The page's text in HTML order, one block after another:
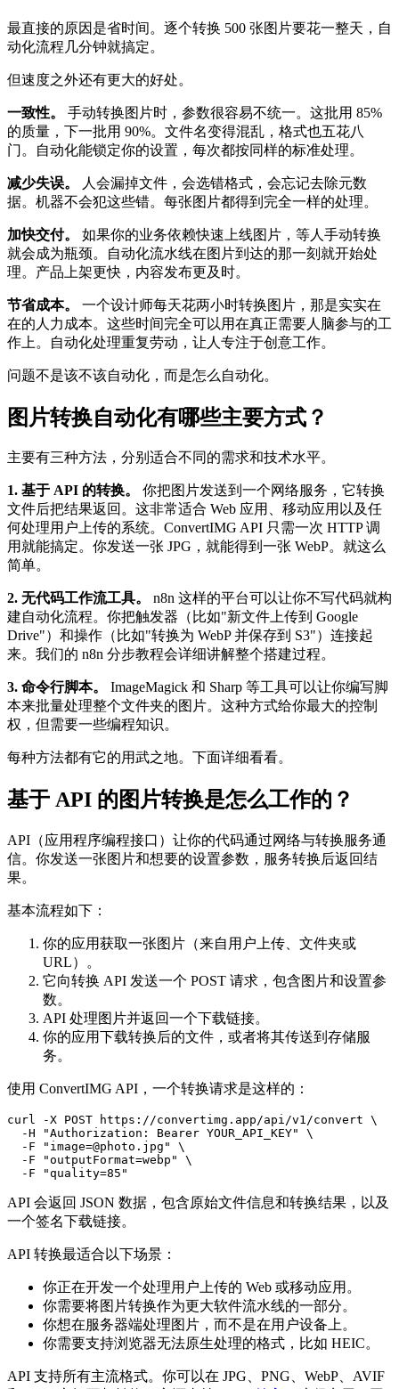
最直接的原因是省时间。逐个转换 500 张图片要花一整天，自
动化流程几分钟就搞定。
但速度之外还有更大的好处。
一致性。
手动转换图片时，参数很容易不统一。这批用 85%
的质量，下一批用 90%。文件名变得混乱，格式也五花八
门。自动化能锁定你的设置，每次都按同样的标准处理。
减少失误。
人会漏掉文件，会选错格式，会忘记去除元数
据。机器不会犯这些错。每张图片都得到完全一样的处理。
加快交付。
如果你的业务依赖快速上线图片，等人手动转换
就会成为瓶颈。自动化流水线在图片到达的那一刻就开始处
理。产品上架更快，内容发布更及时。
节省成本。
一个设计师每天花两小时转换图片，那是实实在
在的人力成本。这些时间完全可以用在真正需要人脑参与的工
作上。自动化处理重复劳动，让人专注于创意工作。
问题不是该不该自动化，而是怎么自动化。
图片转换自动化有哪些主要方式？
主要有三种方法，分别适合不同的需求和技术水平。
1. 基于 API 的转换。
你把图片发送到一个网络服务，它转换
文件后把结果返回。这非常适合 Web 应用、移动应用以及任
何处理用户上传的系统。ConvertIMG API 只需一次 HTTP 调
用就能搞定。你发送一张 JPG，就能得到一张 WebP。就这么
简单。
2. 无代码工作流工具。
n8n 这样的平台可以让你不写代码就构
建自动化流程。你把触发器（比如"新文件上传到 Google
Drive"）和操作（比如"转换为 WebP 并保存到 S3"）连接起
来。我们的 n8n 分步教程会详细讲解整个搭建过程。
3. 命令行脚本。
ImageMagick 和 Sharp 等工具可以让你编写脚
本来批量处理整个文件夹的图片。这种方式给你最大的控制
权，但需要一些编程知识。
每种方法都有它的用武之地。下面详细看看。
基于 API 的图片转换是怎么工作的？
API（应用程序编程接口）让你的代码通过网络与转换服务通
信。你发送一张图片和想要的设置参数，服务转换后返回结
果。
基本流程如下：
你的应用获取一张图片（来自用户上传、文件夹或
URL）。
它向转换 API 发送一个 POST 请求，包含图片和设置参
数。
API 处理图片并返回一个下载链接。
你的应用下载转换后的文件，或者将其传送到存储服
务。
使用 ConvertIMG API，一个转换请求是这样的：
curl -X POST https://convertimg.app/api/v1/convert \
  -H "Authorization: Bearer YOUR_API_KEY" \
  -F "image=@photo.jpg" \
  -F "outputFormat=webp" \
API 会返回 JSON 数据，包含原始文件信息和转换结果，以及
一个签名下载链接。
API 转换最适合以下场景：
你正在开发一个处理用户上传的 Web 或移动应用。
你需要将图片转换作为更大软件流水线的一部分。
你想在服务器端处理图片，而不是在用户设备上。
你需要支持浏览器无法原生处理的格式，比如 HEIC。
API 支持所有主流格式。你可以在 JPG、PNG、WebP、AVIF